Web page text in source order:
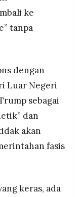
ke
tanpa
dengan
Luar Negeri
sebagai
dan
akan
fasis
keras, ada